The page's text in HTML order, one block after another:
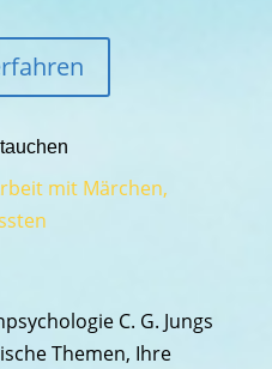
mit Märchen,
C. G. Jungs
Themen, Ihre